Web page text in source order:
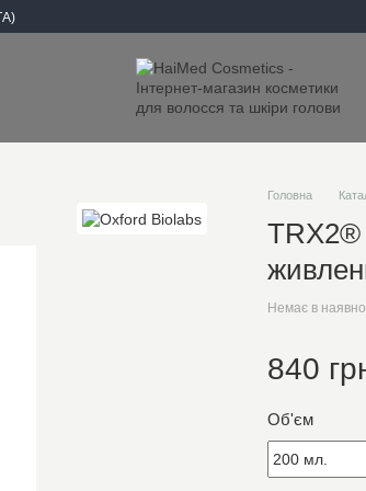
Головна
TRX2®
Немає в
840
Об'єм